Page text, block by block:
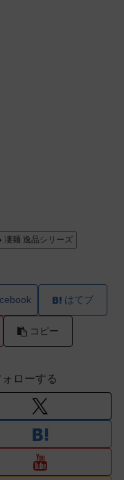
凄麺 逸品シリーズ
はてブ
コピー
ローする